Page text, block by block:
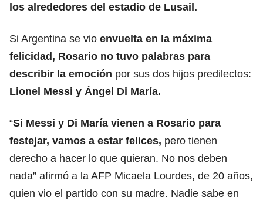
los alrededores del estadio de Lusail.
Si Argentina se vio envuelta en la máxima
felicidad, Rosario no tuvo palabras para
describir la emoción por sus dos hijos predilectos:
Lionel Messi y Ángel Di María.
“Si Messi y Di María vienen a Rosario para
festejar, vamos a estar felices, pero tienen
derecho a hacer lo que quieran. No nos deben
nada” afirmó a la AFP Micaela Lourdes, de 20 años,
quien vio el partido con su madre. Nadie sabe en